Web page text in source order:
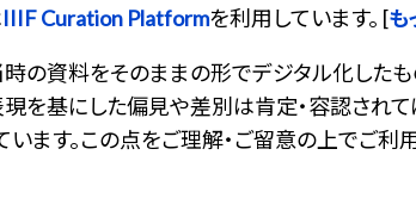
IIIF Curation Platformを利用しています。 [も
の資料をそのままの形でデジタル化した
を基にした偏見や差別は肯定・容認され
ます。この点をご理解・ご留意の上でご利用